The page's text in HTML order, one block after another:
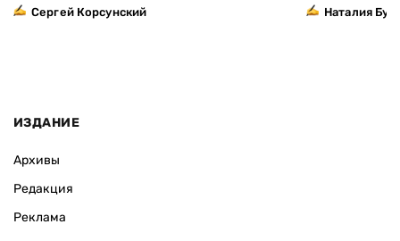
Сергей Корсунский Наталия
ИЗДАНИЕ
Архивы
Редакция
Реклама